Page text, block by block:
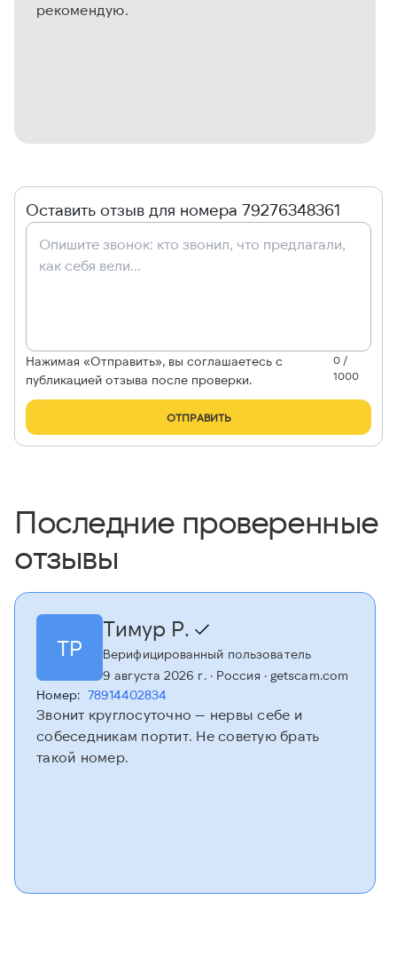
рекомендую.
Оставить отзыв для номера 79276348361
Нажимая «Отправить», вы соглашаетесь с
публикацией отзыва после проверки.
0 /
1000
ОТПРАВИТЬ
Последние проверенные
отзывы
ТР
Тимур Р.
Верифицированный пользователь
9 августа 2026 г.· Россия · getscam.com
Номер: 78914402834
Звонит круглосуточно — нервы себе и
собеседникам портит. Не советую брать
такой номер.